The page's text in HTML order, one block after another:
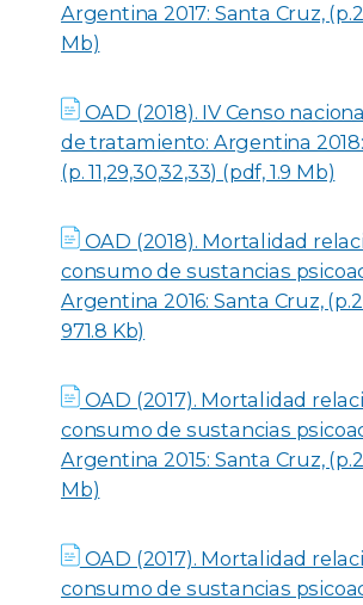
Argentina 2017: Santa Cruz,
Mb)
OAD (2018). IV Censo
de tratamiento: Argentina
(p. 11,29,30,32,33) (pdf, 1.9 Mb)
OAD (2018). Mortalidad
consumo de sustancias
Argentina 2016: Santa Cruz,
971.8 Kb)
OAD (2017). Mortalidad
consumo de sustancias
Argentina 2015: Santa Cruz,
Mb)
OAD (2017). Mortalidad
consumo de sustancias